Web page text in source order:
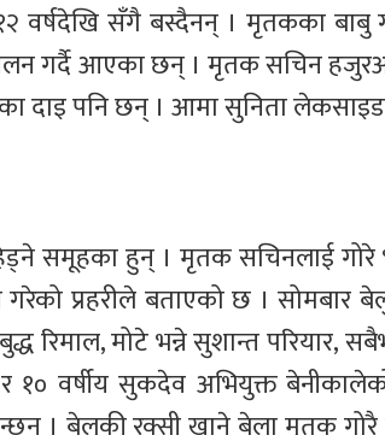
वर्षदेखि सँगै बस्दैनन् । मृतकका बाबु
गर्दै आएका छन् । मृतक सचिन
दाइ पनि छन् । आमा सुनिता
समूहका हुन् । मृतक सचिनलाई गोरे
प्रहरीले बताएको छ ।
रिमाल, मोटे भन्ने सुशान्त परियार,
र १० वर्षीय सुकदेव अभियुक्त